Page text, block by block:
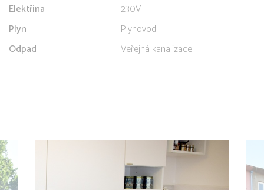
Elektřina
230V
Plyn
Plynovod
Odpad
Veřejná kanalizace